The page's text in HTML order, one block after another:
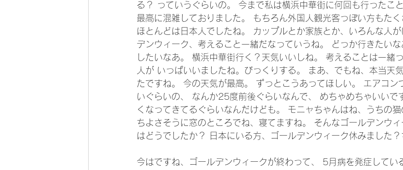
る？ っていうぐらいの。 今まで私は横浜中華街に何回も行ったこ
最高に混雑しておりました。 もちろん外国人観光客っぽい方もた
ほとんどは日本人でしたね。 カップルとか家族とか、いろんな人
デンウィーク、考えること一緒だなっていうね。 どっか行きたい
したいなあ。 横浜中華街行く？天気いいしね。 考えることは一緒
人が いっぱいいましたね。びっくりする。 まあ、でもね、本当天
たですね。 今の天気が最高。 ずっとこうあってほしい。 エアコン
いぐらいの、 なんか25度前後ぐらいなんで、 めちゃめちゃいいで
くなってきてるぐらいなんだけども。 モニャちゃんはね、うちの
ちよさそうに窓のところでね、寝てますね。 そんなゴールデンウ
はどうでしたか？ 日本にいる方、ゴールデンウィーク休みました？
今はですね、ゴールデンウィークが終わって、 5月病を発症してい